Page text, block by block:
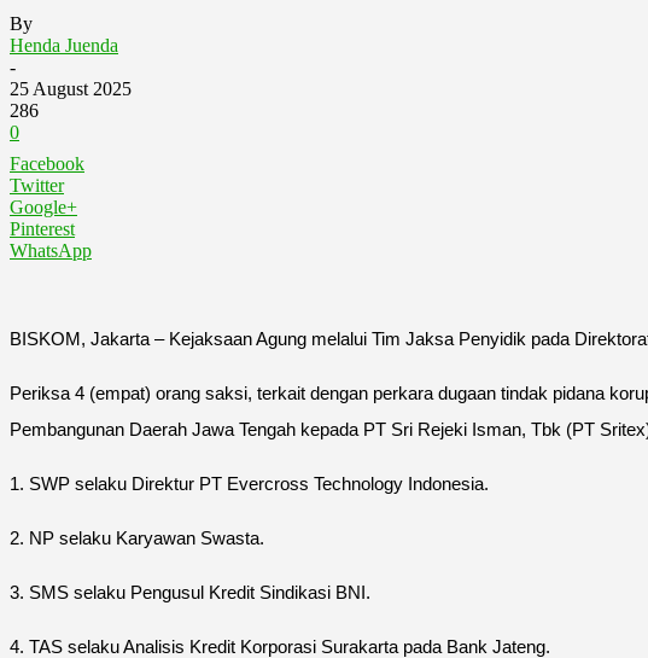
By
Henda Juenda
-
25 August 2025
286
0
Facebook
Twitter
Google+
Pinterest
WhatsApp
BISKOM, Jakarta – Kejaksaan Agung melalui Tim Jaksa Penyidik pada
Periksa 4 (empat) orang saksi, terkait dengan perkara dugaan tindak pidana
Pembangunan Daerah Jawa Tengah kepada PT Sri Rejeki Isman, Tbk (PT
1. SWP selaku Direktur PT Evercross Technology Indonesia.
2. NP selaku Karyawan Swasta.
3. SMS selaku Pengusul Kredit Sindikasi BNI.
4. TAS selaku Analisis Kredit Korporasi Surakarta pada Bank Jateng.